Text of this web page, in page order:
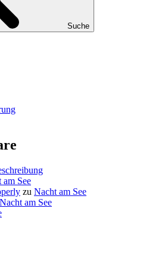
Suche
am See
zu Nacht am See
Nacht am See